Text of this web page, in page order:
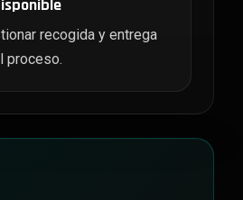
recogida y entrega
proceso.